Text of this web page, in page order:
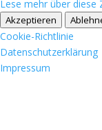
Lese mehr über diese
Akzeptieren
Cookie-Richtlinie
Datenschutzerklärung
Impressum